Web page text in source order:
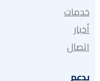
خدمات
أخبار
اتصال
يدعم